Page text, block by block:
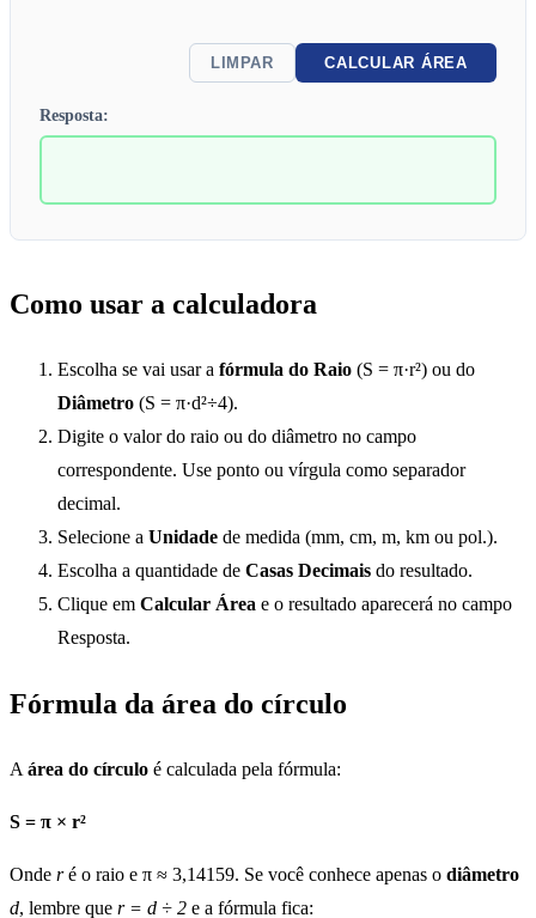
LIMPAR CALCULAR ÁREA
Resposta:
Como usar a calculadora
Escolha se vai usar a fórmula do Raio (S = π·r²) ou do
Diâmetro (S = π·d²÷4).
Digite o valor do raio ou do diâmetro no campo
correspondente. Use ponto ou vírgula como separador
decimal.
Selecione a Unidade de medida (mm, cm, m, km ou pol.).
Escolha a quantidade de Casas Decimais do resultado.
Clique em Calcular Área e o resultado aparecerá no campo
Resposta.
Fórmula da área do círculo
A área do círculo é calculada pela fórmula:
S = π × r²
Onde ré o raio e π ≈ 3,14159. Se você conhece apenas o diâmetro
d, lembre que r = d ÷ 2 e a fórmula fica: